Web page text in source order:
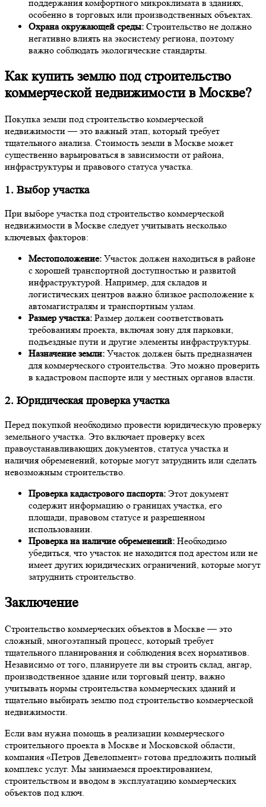
поддержания комфортного микроклимата в зданиях,
особенно в торговых или производственных объектах.
Охрана окружающей среды: Строительство не должно
негативно влиять на экосистему региона, поэтому
важно соблюдать экологические стандарты.
Как купить землю под строительство
коммерческой недвижимости в Москве?
Покупка земли под строительство коммерческой
недвижимости — это важный этап, который требует
тщательного анализа. Стоимость земли в Москве может
существенно варьироваться в зависимости от района,
инфраструктуры и правового статуса участка.
1. Выбор участка
При выборе участка под строительство коммерческой
недвижимости в Москве следует учитывать несколько
ключевых факторов:
Местоположение: Участок должен находиться в районе
с хорошей транспортной доступностью и развитой
инфраструктурой. Например, для складов и
логистических центров важно близкое расположение к
автомагистралям и транспортным узлам.
Размер участка: Размер должен соответствовать
требованиям проекта, включая зону для парковки,
подъездные пути и другие элементы инфраструктуры.
Назначение земли: Участок должен быть предназначен
для коммерческого строительства. Это можно проверить
в кадастровом паспорте или у местных органов власти.
2. Юридическая проверка участка
Перед покупкой необходимо провести юридическую проверку
земельного участка. Это включает проверку всех
правоустанавливающих документов, статуса участка и
наличия обременений, которые могут затруднить или сделать
невозможным строительство.
Проверка кадастрового паспорта: Этот документ
содержит информацию о границах участка, его
площади, правовом статусе и разрешенном
использовании.
Проверка на наличие обременений: Необходимо
убедиться, что участок не находится под арестом или не
имеет других юридических ограничений, которые могут
затруднить строительство.
Заключение
Строительство коммерческих объектов в Москве — это
сложный, многоэтапный процесс, который требует
тщательного планирования и соблюдения всех нормативов.
Независимо от того, планируете ли вы строить склад, ангар,
производственное здание или торговый центр, важно
учитывать нормы строительства коммерческих зданий и
тщательно выбирать землю под строительство коммерческой
недвижимости.
Если вам нужна помощь в реализации коммерческого
строительного проекта в Москве и Московской области,
компания «Петров Девелопмент» готова предложить полный
комплекс услуг. Мы занимаемся проектированием,
строительством и вводом в эксплуатацию коммерческих
объектов под ключ.